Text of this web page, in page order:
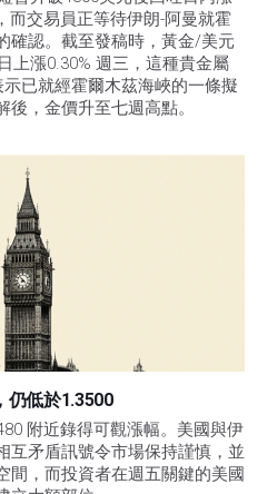
而交易員正等待伊朗-阿曼就霍
確認。截至發稿時，黃金/美元
上漲0.30% 週三，這種貴金屬
已就經霍爾木茲海峽的一條擬
，金價升至七週高點。
仍低於1.3500
附近錄得可觀漲幅。美國與伊
互矛盾訊號令市場保持謹慎，並
間，而投資者在週五關鍵的美國